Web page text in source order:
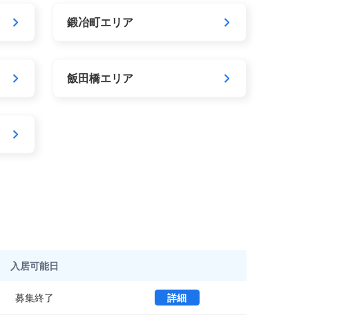
鍛冶町エリア
飯田橋エリア
入居可能日
募集終了 詳細KiGi AKIHABARA 3 (101.59㎡) ｜